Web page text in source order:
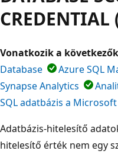
Vonatkozik a
Database
Azure SQL
Synapse Analytics
SQL adatbázis a
Adatbázis-hitelesítő
hitelesítő érték nem egy